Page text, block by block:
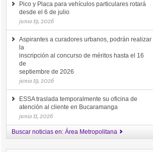
Pico y Placa para vehículos particulares rotará
desde el 6 de julio
junio 19, 2026
Aspirantes a curadores urbanos, podrán realizar
la
inscripción al concurso de méritos hasta el 16
de
septiembre de 2026
junio 19, 2026
ESSA traslada temporalmente su oficina de
atención al cliente en Bucaramanga
junio 11, 2026
Buscar noticias en: Área Metropolitana